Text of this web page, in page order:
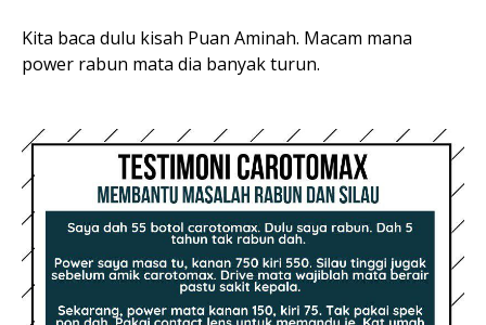
Kita baca dulu kisah Puan Aminah. Macam mana
power rabun mata dia banyak turun.